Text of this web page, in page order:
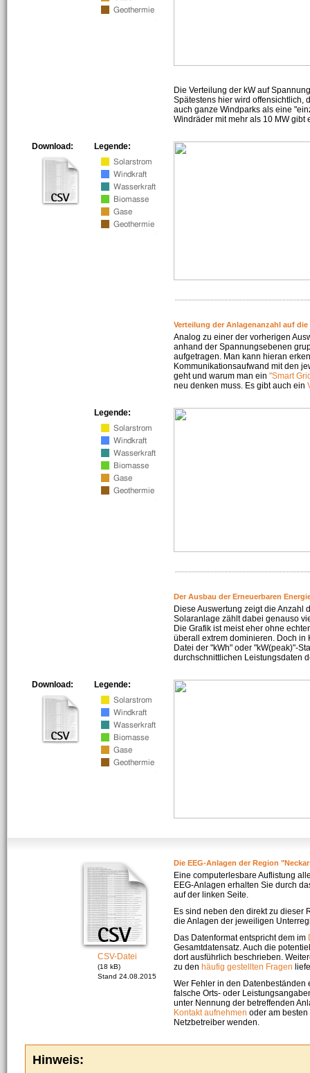
Die Verteilung der kW auf
Spätestens hier wird offensichtlich,
auch ganze Windparks als eine
Windräder mit mehr als 10 MW gibt
Legende:
Download:
Verteilung der Anlagenanzahl auf die
Analog zu einer der vorherigen
anhand der Spannungsebenen
aufgetragen. Man kann hieran
Kommunikationsaufwand mit den
geht und warum man ein "Smart
neu denken muss. Es gibt auch ein
Legende:
Der Ausbau der Erneuerbaren
Diese Auswertung zeigt die Anzahl
Solaranlage zählt dabei genauso
Die Grafik ist meist eher ohne
überall extrem dominieren. Doch in
Datei der "kWh" oder "kW(peak)"-
durchschnittlichen Leistungsdaten
Legende:
Download:
CSV-Datei
(18 kB)
Stand 24.08.2015
Die EEG-Anlagen der Region
Eine computerlesbare Auflistung
EEG-Anlagen erhalten Sie durch
auf der linken Seite.
Es sind neben den direkt zu dieser
die Anlagen der jeweiligen
Das Datenformat entspricht dem im
Gesamtdatensatz. Auch die
dort ausführlich beschrieben.
zu den häufig gestellten Fragen
Wer Fehler in den Datenbeständen
falsche Orts- oder
unter Nennung der betreffenden
Kontakt aufnehmen oder am
Netzbetreiber wenden.
Hinweis: